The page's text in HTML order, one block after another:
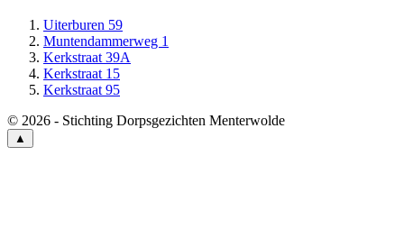
Uiterburen 59
Muntendammerweg 1
Kerkstraat 39A
Kerkstraat 15
Kerkstraat 95
© 2026 - Stichting Dorpsgezichten Menterwolde
▲